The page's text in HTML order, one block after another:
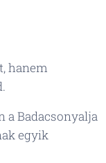
hanem
a Badacsonyalja
egyik